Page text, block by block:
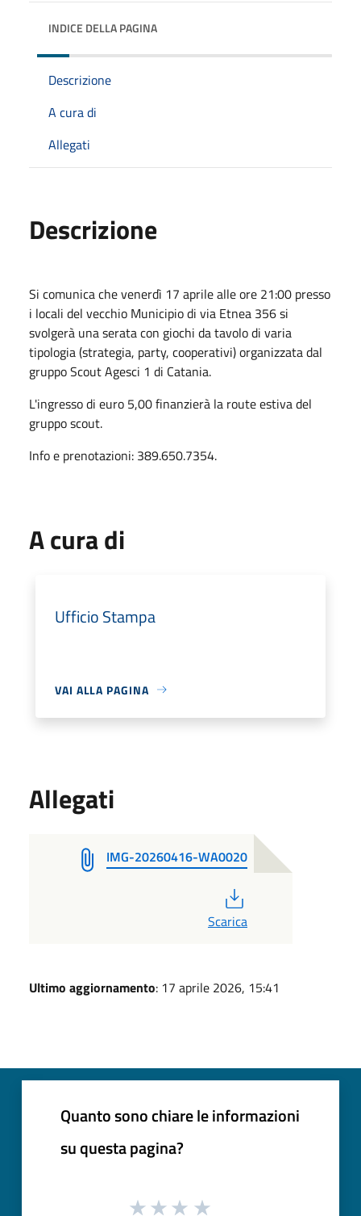
INDICE DELLA PAGINA
Descrizione
A cura di
Allegati
Descrizione
Si comunica che venerdì 17 aprile alle ore 21:00 presso
i locali del vecchio Municipio di via Etnea 356 si
svolgerà una serata con giochi da tavolo di varia
tipologia (strategia, party, cooperativi) organizzata dal
gruppo Scout Agesci 1 di Catania.
L'ingresso di euro 5,00 finanzierà la route estiva del
gruppo scout.
Info e prenotazioni: 389.650.7354.
A cura di
Ufficio Stampa
VAI ALLA PAGINA
Allegati
IMG-20260416-WA0020
Scarica
Ultimo aggiornamento: 17 aprile 2026, 15:41
Quanto sono chiare le informazioni
su questa pagina?